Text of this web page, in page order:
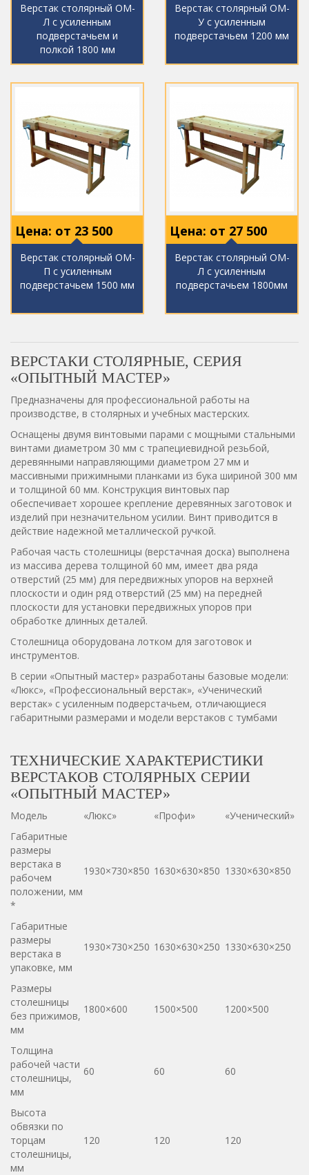
Верстак столярный ОМ-
Л с усиленным
подверстачьем и
полкой 1800 мм
Верстак столярный ОМ-
У с усиленным
подверстачьем 1200 мм
Цена: от 23 500
Верстак столярный ОМ-
П с усиленным
подверстачьем 1500 мм
Цена: от 27 500
Верстак столярный ОМ-
Л с усиленным
подверстачьем 1800мм
ВЕРСТАКИ СТОЛЯРНЫЕ, СЕРИЯ
«ОПЫТНЫЙ МАСТЕР»
Предназначены для профессиональной работы на
производстве, в столярных и учебных мастерских.
Оснащены двумя винтовыми парами с мощными стальными
винтами диаметром 30 мм с трапециевидной резьбой,
деревянными направляющими диаметром 27 мм и
массивными прижимными планками из бука шириной 300 мм
и толщиной 60 мм. Конструкция винтовых пар
обеспечивает хорошее крепление деревянных заготовок и
изделий при незначительном усилии. Винт приводится в
действие надежной металлической ручкой.
Рабочая часть столешницы (верстачная доска) выполнена
из массива дерева толщиной 60 мм, имеет два ряда
отверстий (25 мм) для передвижных упоров на верхней
плоскости и один ряд отверстий (25 мм) на передней
плоскости для установки передвижных упоров при
обработке длинных деталей.
Столешница оборудована лотком для заготовок и
инструментов.
В серии «Опытный мастер» разработаны базовые модели:
«Люкс», «Профессиональный верстак», «Ученический
верстак» с усиленным подверстачьем, отличающиеся
габаритными размерами и модели верстаков с тумбами
ТЕХНИЧЕСКИЕ ХАРАКТЕРИСТИКИ
ВЕРСТАКОВ СТОЛЯРНЫХ СЕРИИ
«ОПЫТНЫЙ МАСТЕР»
Модель «Люкс» «Профи»
«Ученический»
Габаритные
размеры
верстака в
рабочем
положении, мм
*
1930×730×850 1630×630×850 1330×630×850
Габаритные
размеры
верстака в
упаковке, мм
1930×730×250 1630×630×250 1330×630×250
Размеры
столешницы
без прижимов,
мм
1800×600 1500×500 1200×500
Толщина
рабочей части
столешницы,
мм
60 60 60
Высота
обвязки по
торцам
столешницы,
мм
120 120 120